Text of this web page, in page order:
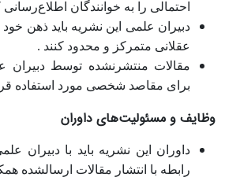
احتمالی را به خوانندگان اطلاع‏‌رسانی
دبیران علمی این نشریه باید ذهن
عقلانی متمرکز و محدود کنند .
مقالات منتشرنشده توسط دبیران
برای مقاصد شخصی مورد استفاده
وظایف و مسئولیت‌های داوران
داوران این نشریه باید با دبیران
رابطه با انتشار مقالات ارسال‏شده